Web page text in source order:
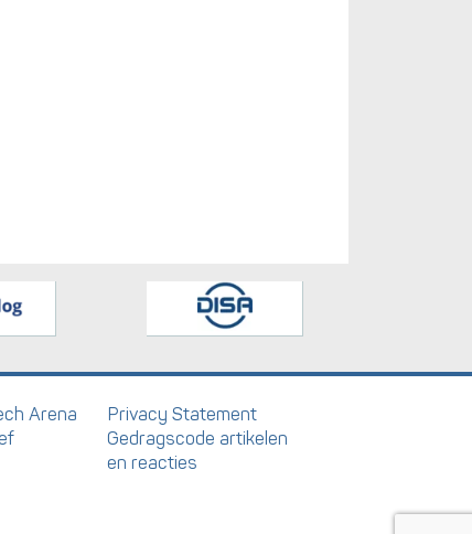
Arena
Privacy Statement
Gedragscode artikelen
en reacties